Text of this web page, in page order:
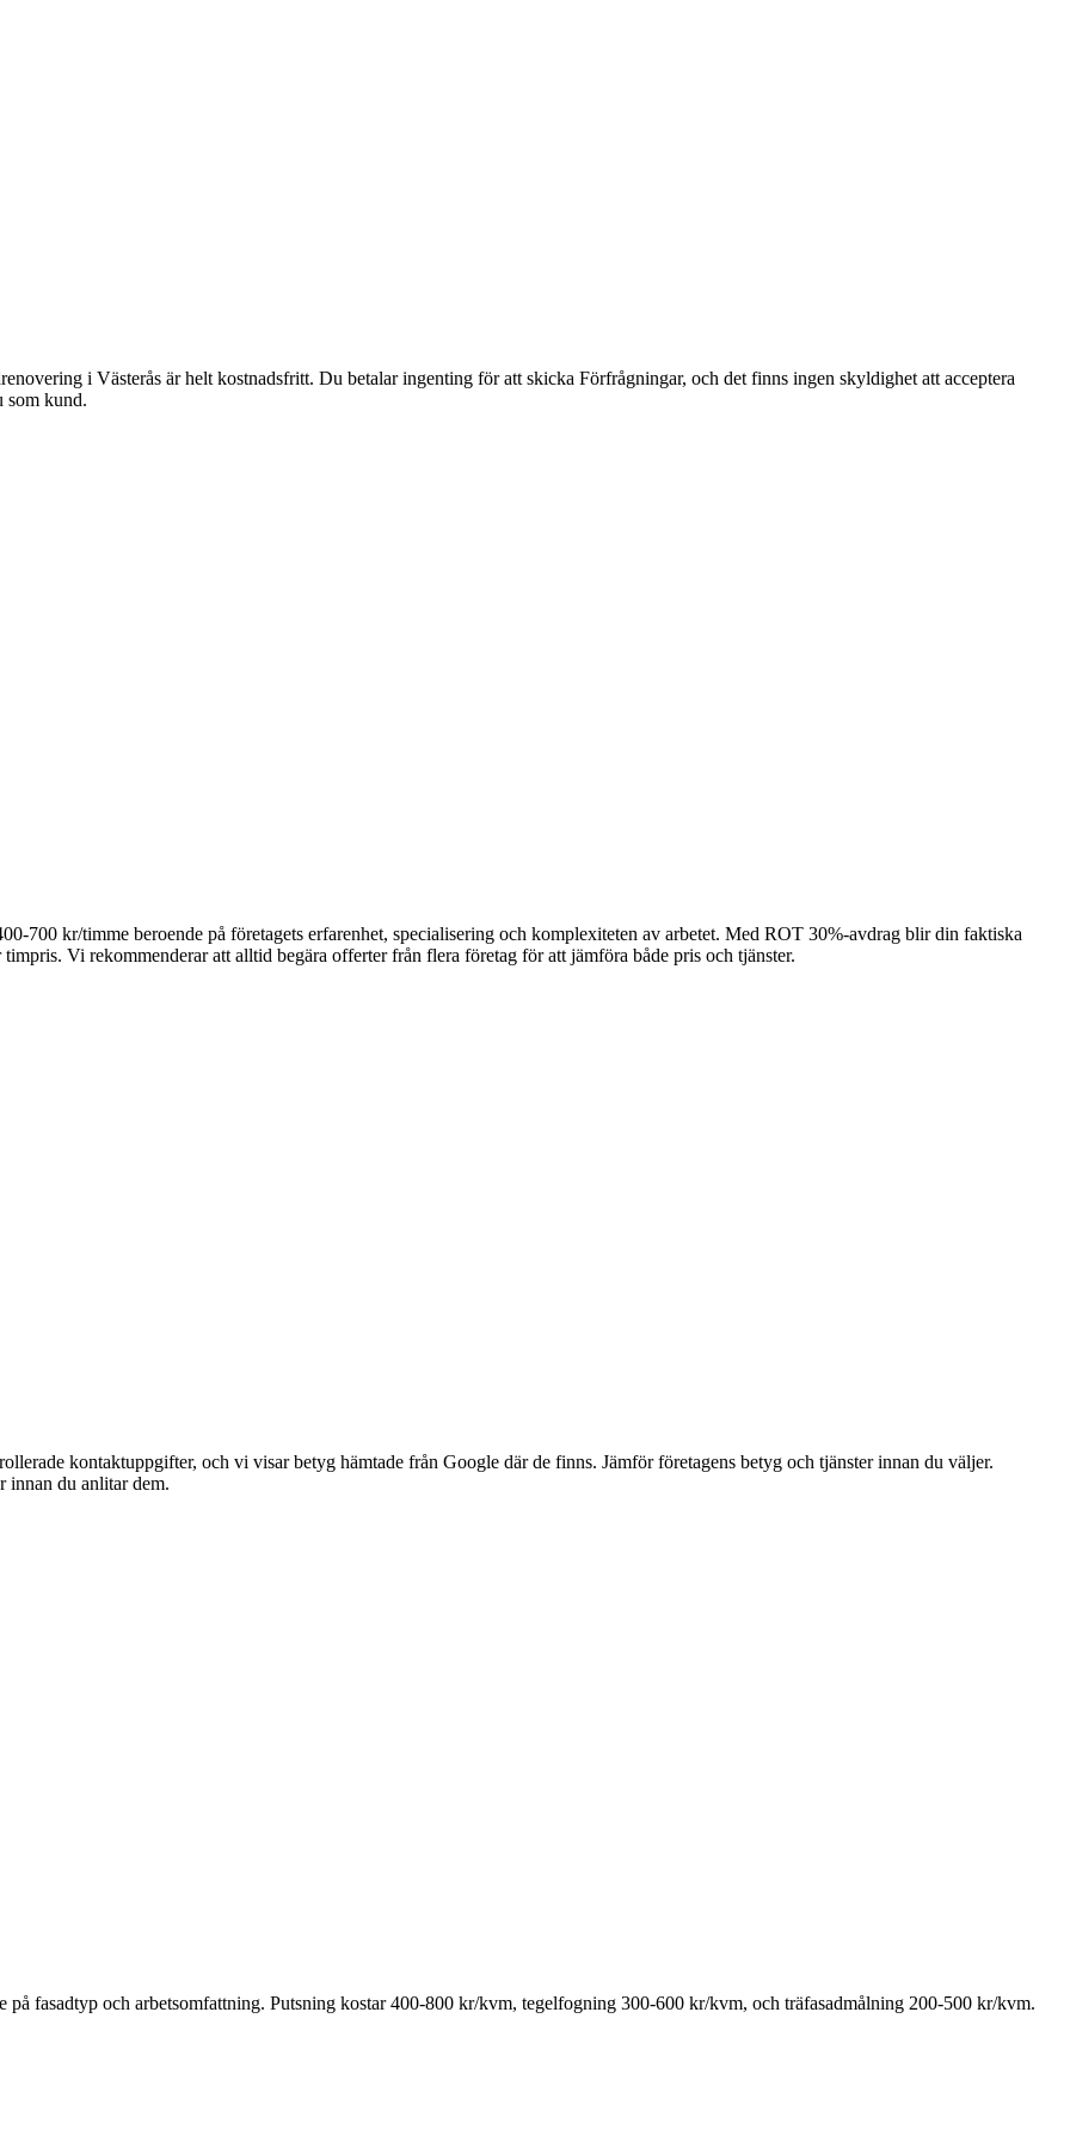
i Västerås är helt kostnadsfritt. Du betalar ingenting för att skicka Förfrågningar, och det finns ingen skyldighet att acceptera
som kund.
700 kr/timme beroende på företagets erfarenhet, specialisering och komplexiteten av arbetet. Med ROT 30%-avdrag blir din faktiska
Vi rekommenderar att alltid begära offerter från flera företag för att jämföra både pris och tjänster.
kontaktuppgifter, och vi visar betyg hämtade från Google där de finns. Jämför företagens betyg och tjänster innan du väljer.
innan du anlitar dem.
fasadtyp och arbetsomfattning. Putsning kostar 400-800 kr/kvm, tegelfogning 300-600 kr/kvm, och träfasadmålning 200-500 kr/kvm.